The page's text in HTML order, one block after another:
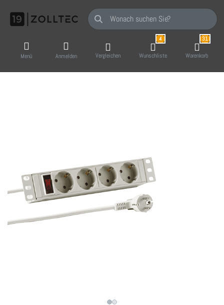
Geben Sie einen Suchbegriff ein. Während
Menü Anmelden Vergleichen
4
Wunschliste
31
Warenkorb